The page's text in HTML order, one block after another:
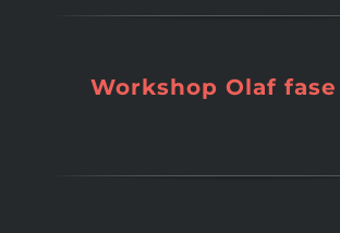
Workshop Olaf fase